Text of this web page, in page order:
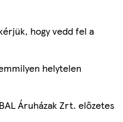
hogy vedd fel a
helytelen
Áruházak Zrt. előzetes